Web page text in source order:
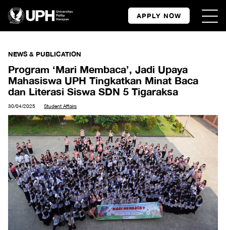
APPLY NOW
NEWS & PUBLICATION
Program ‘Mari Membaca’, Jadi Upaya
Mahasiswa UPH Tingkatkan Minat Baca
dan Literasi Siswa SDN 5 Tigaraksa
30/04/2025 Student Affairs